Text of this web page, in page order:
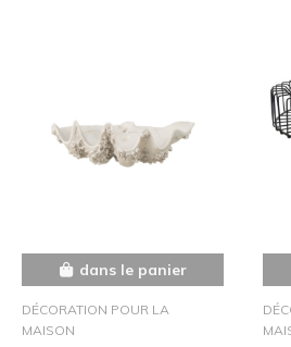
dans le panier
DÉCORATION POUR LA
MAISON